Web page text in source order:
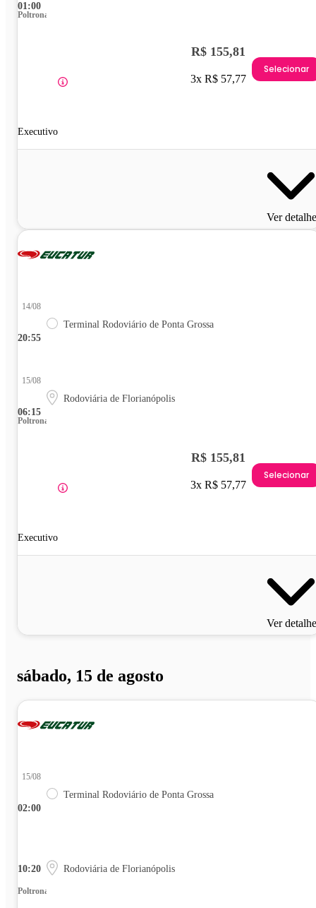
01:00
Poltrona
Executivo
R$ 155,81
3x R$ 57,77
Selecionar
Ver
20:55
14/08
Terminal Rodoviário de Ponta Grossa
06:15
15/08
Rodoviária de Florianópolis
Poltrona
Executivo
R$ 155,81
3x R$ 57,77
Selecionar
Ver
sábado, 15 de agosto
02:00
15/08
Terminal Rodoviário de Ponta Grossa
10:20 Rodoviária de Florianópolis
Poltrona